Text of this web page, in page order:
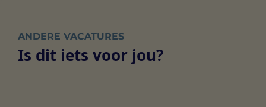
ANDERE VACATURES
Is dit iets voor jou?